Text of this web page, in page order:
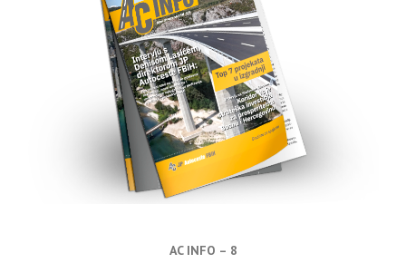
AC INFO – 8